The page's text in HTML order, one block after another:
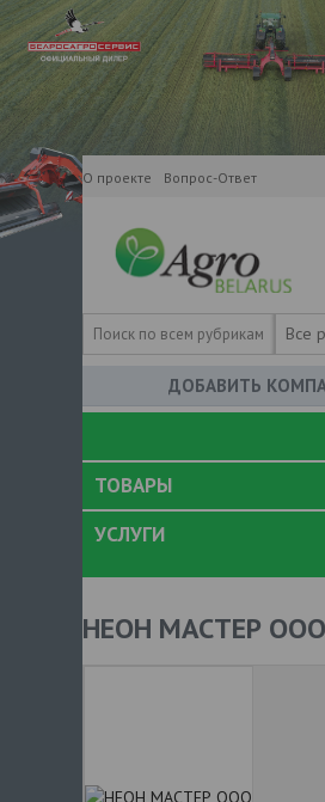
О проекте Вопрос-Ответ
Все
ДОБАВИТЬ
ТОВАРЫ
УСЛУГИ
НЕОН МАСТЕР ООО